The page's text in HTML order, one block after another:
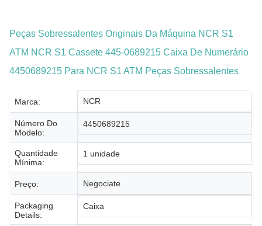
Peças Sobressalentes Originais Da Máquina NCR S1
ATM NCR S1 Cassete 445-0689215 Caixa De Numerário
4450689215 Para NCR S1 ATM Peças Sobressalentes
Marca: NCR
Número Do
Modelo:
4450689215
Quantidade
Mínima:
1 unidade
Preço: Negociate
Packaging
Details:
Caixa